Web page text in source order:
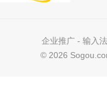
企业推广 - 输入法
© 2026